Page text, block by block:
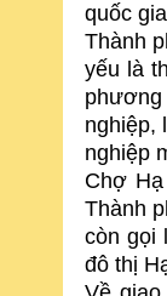
quốc
Thành
yếu là
nghiệp,
nghiệp
Chợ
Thành
còn gọi
đô thị